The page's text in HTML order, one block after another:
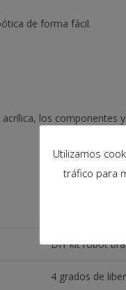
de forma fácil.
los componentes
DIY kit robot
4 grados de
Utilizamos
tráfico para